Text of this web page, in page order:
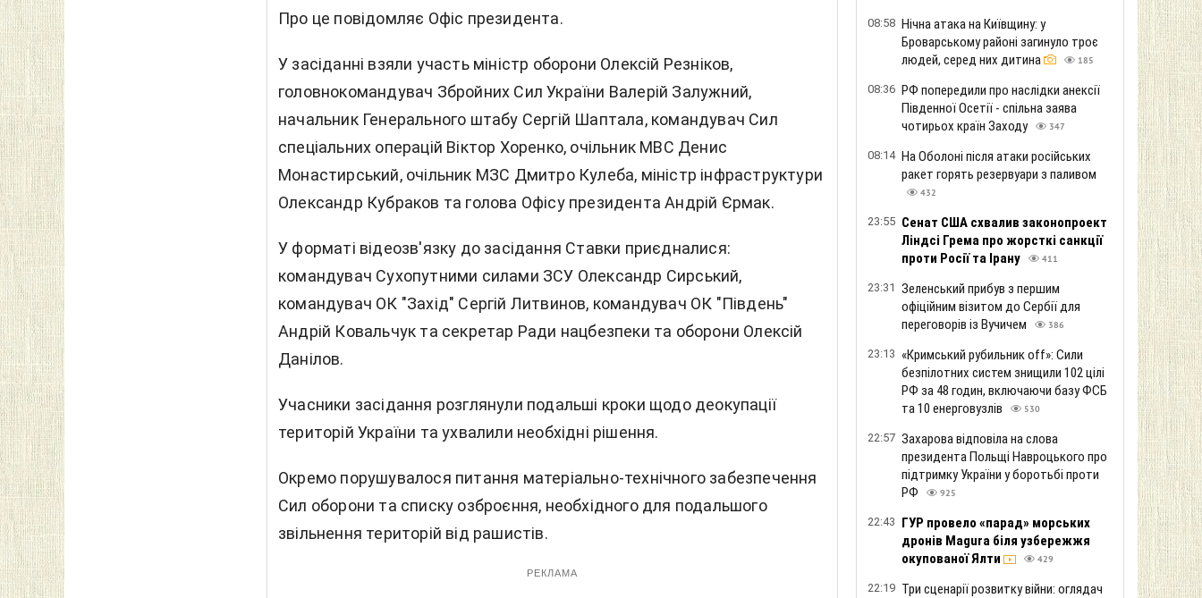
Про це повідомляє Офіс президента.
У засіданні взяли участь міністр оборони Олексій Резніков,
головнокомандувач Збройних Сил України Валерій Залужний,
начальник Генерального штабу Сергій Шаптала, командувач Сил
спеціальних операцій Віктор Хоренко, очільник МВС Денис
Монастирський, очільник МЗС Дмитро Кулеба, міністр інфраструктури
Олександр Кубраков та голова Офісу президента Андрій Єрмак.
У форматі відеозв'язку до засідання Ставки приєдналися:
командувач Сухопутними силами ЗСУ Олександр Сирський,
командувач ОК "Захід" Сергій Литвинов, командувач ОК "Південь"
Андрій Ковальчук та секретар Ради нацбезпеки та оборони Олексій
Данілов.
Учасники засідання розглянули подальші кроки щодо деокупації
територій України та ухвалили необхідні рішення.
Окремо порушувалося питання матеріально-технічного забезпечення
Сил оборони та списку озброєння, необхідного для подальшого
звільнення територій від рашистів.
РЕКЛАМА
08:58 Нічна атака на Київщину: у
Броварському районі загинуло троє
людей, серед них дитина
185
08:36 РФ попередили про наслідки анексії
Південної Осетії - спільна заява
чотирьох країн Заходу
347
08:14 На Оболоні після атаки російських
ракет горять резервуари з паливом
432
23:55 Сенат США схвалив законопроект
Ліндсі Грема про жорсткі санкції
проти Росії та Ірану
411
23:31 Зеленський прибув з першим
офіційним візитом до Сербії для
переговорів із Вучичем
386
23:13 «Кримський рубильник off»: Сили
безпілотних систем знищили 102 цілі
РФ за 48 годин, включаючи базу ФСБ
та 10 енерговузлів
530
22:57 Захарова відповіла на слова
президента Польщі Навроцького про
підтримку України у боротьбі проти
РФ
925
22:43 ГУР провело «парад» морських
дронів Magura біля узбережжя
окупованої Ялти
429
22:19 Три сценарії розвитку війни: оглядач